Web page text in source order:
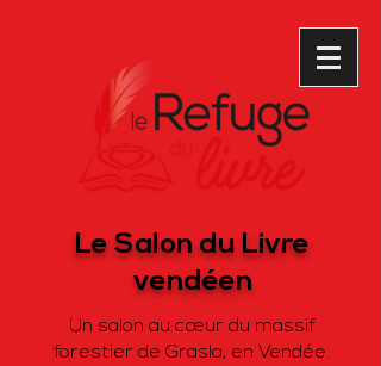
Le Salon du Livre
vendéen
Un salon au cœur du massif
forestier de Grasla, en Vendée.